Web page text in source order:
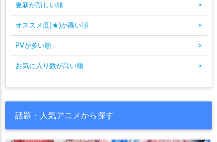
更新が新しい順 >
オススメ度(★)が高い順 >
PVが多い順 >
お気に入り数が高い順 >
話題・人気アニメから探す